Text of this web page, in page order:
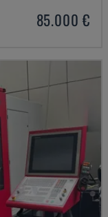
85.000 €